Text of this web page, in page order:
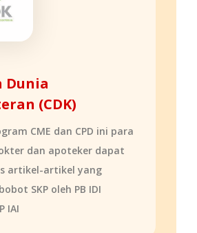
Dunia
(CDK)
CME dan CPD ini para
dan apoteker dapat
artikel-artikel yang
SKP oleh PB IDI
IAI